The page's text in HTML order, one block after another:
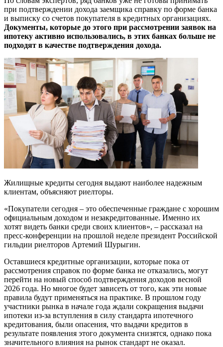
при подтверждении дохода заемщика справку по форме банка
и выписку со счетов покупателя в кредитных организациях.
Документы, которые до этого при рассмотрении заявок на
ипотеку активно использовались, в этих банках больше не
подходят в качестве подтверждения дохода.
Жилищные кредиты сегодня выдают наиболее надежным
клиентам, объясняют риелторы.
«Покупатели сегодня – это обеспеченные граждане с хорошим
официальным доходом и незакредитованные. Именно их
хотят видеть банки среди своих клиентов», – рассказал на
пресс-конференции на прошлой неделе президент Российской
гильдии риелторов Артемий Шурыгин.
Оставшиеся кредитные организации, которые пока от
рассмотрения справок по форме банка не отказались, могут
перейти на новый способ подтверждения доходов весной
2026 года. Но многое будет зависеть от того, как эти новые
правила будут применяться на практике. В прошлом году
участники рынка в начале года ждали сокращения выдачи
ипотеки из-за вступления в силу стандарта ипотечного
кредитования, были опасения, что выдачи кредитов в
результате появления этого документа снизятся, однако пока
значительного влияния на рынок стандарт не оказал.